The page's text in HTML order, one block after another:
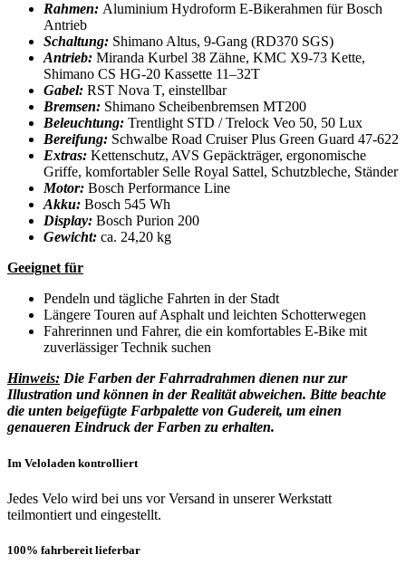
Rahmen: Aluminium Hydroform E-Bikerahmen für Bosch
Antrieb
Schaltung: Shimano Altus, 9-Gang (RD370 SGS)
Antrieb: Miranda Kurbel 38 Zähne, KMC X9-73 Kette,
Shimano CS HG-20 Kassette 11–32T
Gabel: RST Nova T, einstellbar
Bremsen: Shimano Scheibenbremsen MT200
Beleuchtung: Trentlight STD / Trelock Veo 50, 50 Lux
Bereifung: Schwalbe Road Cruiser Plus Green Guard 47-622
Extras: Kettenschutz, AVS Gepäckträger, ergonomische
Griffe, komfortabler Selle Royal Sattel, Schutzbleche, Ständer
Motor: Bosch Performance Line
Akku: Bosch 545 Wh
Display: Bosch Purion 200
Gewicht: ca. 24,20 kg
Geeignet für
Pendeln und tägliche Fahrten in der Stadt
Längere Touren auf Asphalt und leichten Schotterwegen
Fahrerinnen und Fahrer, die ein komfortables E-Bike mit
zuverlässiger Technik suchen
Hinweis: Die Farben der Fahrradrahmen dienen nur zur
Illustration und können in der Realität abweichen. Bitte beachte
die unten beigefügte Farbpalette von Gudereit, um einen
genaueren Eindruck der Farben zu erhalten.
Im Veloladen kontrolliert
Jedes Velo wird bei uns vor Versand in unserer Werkstatt
teilmontiert und eingestellt.
100% fahrbereit lieferbar